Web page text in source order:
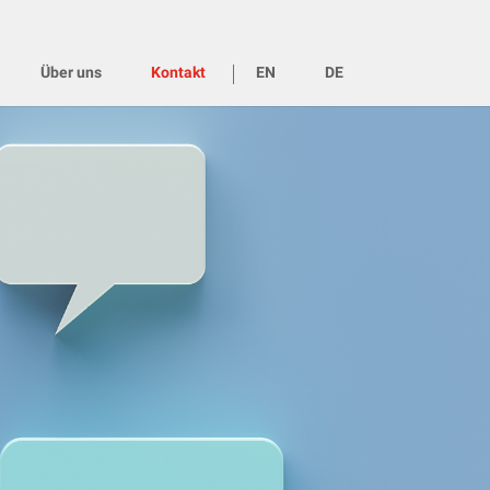
Über uns Kontakt EN DE